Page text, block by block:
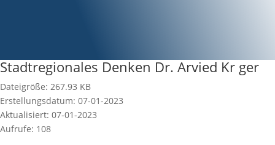
Stadtregionales Denken Dr. Arvied Kr ger
Dateigröße: 267.93 KB
Erstellungsdatum: 07-01-2023
Aktualisiert: 07-01-2023
Aufrufe: 108